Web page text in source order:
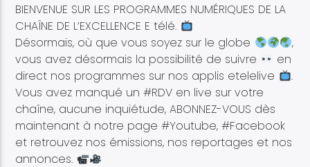
BIENVENUE SUR LES PROGRAMMES NUMÉRIQUES DE LA
CHAÎNE DE L’EXCELLENCE E télé.
Désormais, où que vous soyez sur le globe
,
vous avez désormais la possibilité de suivre
en
direct nos programmes sur nos applis etelelive
.
Vous avez manqué un #RDV en live sur votre
chaîne, aucune inquiétude, ABONNEZ-VOUS dès
maintenant à notre page #Youtube, #Facebook
et retrouvez nos émissions, nos reportages et nos
annonces.